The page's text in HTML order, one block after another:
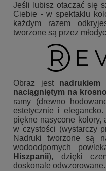
Jeśli lubisz otaczać się
Ciebie - w spektaklu
każdym razem
tworzone są przez
Obraz jest nadrukiem
naciągniętym na
ramy (drewno
estetycznie i
piękne nasycone kolory,
w czystości (wystarczy
Nadruki tworzone są
wodoodpornych
Hiszpanii), dzięki
doskonale odwzorowane.